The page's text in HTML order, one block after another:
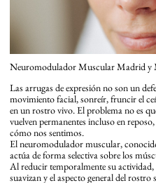
Neuromodulador Muscular Madrid y
Las arrugas de expresión no son un
movimiento facial, sonreír, fruncir el
en un rostro vivo. El problema no es
vuelven permanentes incluso en
cómo nos sentimos.
El neuromodulador muscular,
actúa de forma selectiva sobre los
Al reducir temporalmente su actividad,
suavizan y el aspecto general del rostro